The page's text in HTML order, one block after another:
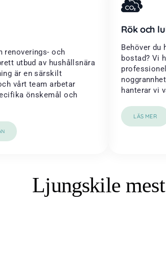
renoverings- och
utbud av hushållsnära
är en särskilt
vårt team arbetar
önskemål och
Rök och
Behöver du
bostad? Vi
hanterar vi
LÄS MER
Ljungskile